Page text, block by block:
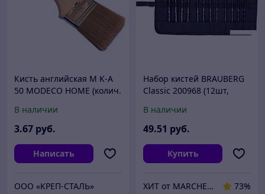
Кисть английская M K-A
50 MODECO HOME (колич.
В наличии
3.67 руб.
Написать
ООО «КРЕП-СТАЛЬ»
Набор кистей BRAUBERG
Classic 200968 (12шт,
В наличии
49.51 руб.
Купить
ХИТ от MARCHENKO
73%